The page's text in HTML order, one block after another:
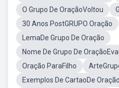
O Grupo De OraçãoVoltou
30 Anos PostGRUPO Oração
LemaDe Grupo De Oração
Nome De Grupo De
Oração ParaFilho
Exemplos De CartaoDe